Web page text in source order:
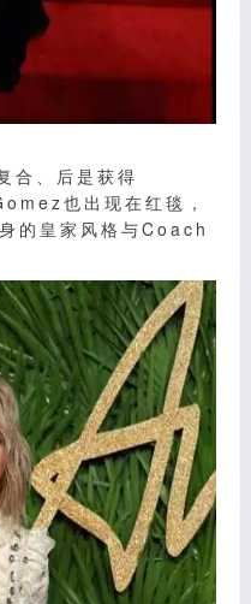
、后是获得
也出现在红毯，
的皇家风格与Coach